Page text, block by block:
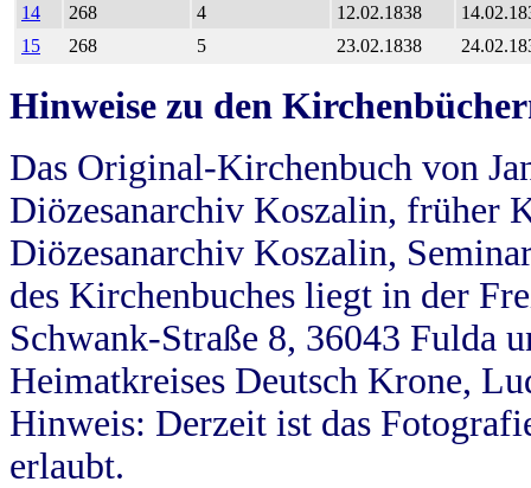
14
268 4 12.02.1838
15
268 5 23.02.1838
Hinweise zu den
Das Original-Kirchenbuch von
Diözesanarchiv Koszalin, früher
Diözesanarchiv Koszalin,
des Kirchenbuches liegt in der
Schwank-Straße 8, 36043 Fulda
Heimatkreises Deutsch Krone,
Hinweis: Derzeit ist das
erlaubt.